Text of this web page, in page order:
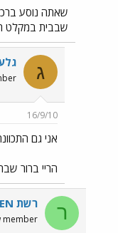
שבבית במקלט
ג
16/9/10
אני גם
הריי ברור
ר רשת BALAK DWEN
member